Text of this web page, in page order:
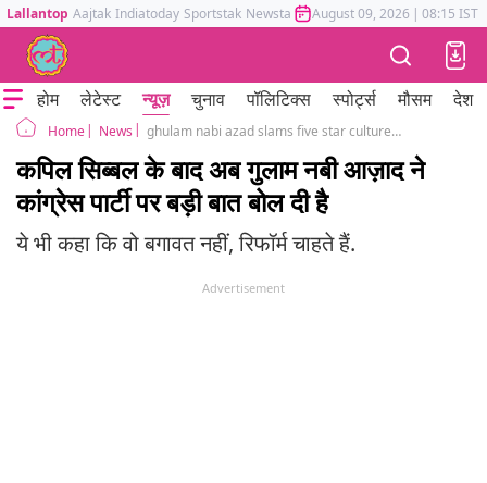
Lallantop Aajtak Indiatoday Sportstak Newstak Mumbai Tak Astrotak
August 09, 2026 | 08:15 IST
होम लेटेस्ट न्यूज़ चुनाव पॉलिटिक्स स्पोर्ट्स मौसम देश
Home News ghulam nabi azad slams five star culture in congress
कपिल सिब्बल के बाद अब गुलाम नबी आज़ाद ने
कांग्रेस पार्टी पर बड़ी बात बोल दी है
ये भी कहा कि वो बगावत नहीं, रिफॉर्म चाहते हैं.
Advertisement